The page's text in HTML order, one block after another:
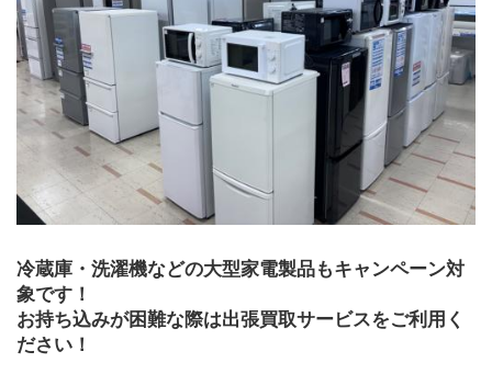
冷蔵庫・洗濯機などの大型家電製品もキャンペーン対
象です！
お持ち込みが困難な際は出張買取サービスをご利用く
ださい！